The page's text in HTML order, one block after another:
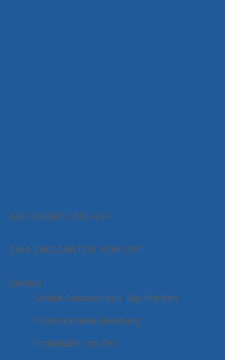
SIE FINDEN UNS AUF
ZAHLUNGSARTEN VOR ORT
Service
Große Auswahl aus Top-Marken
Professionelle Beratung
Probefahrt vor Ort